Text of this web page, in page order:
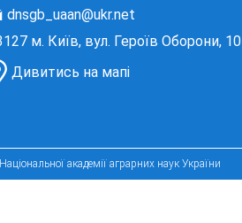
dnsgb_uaan@ukr.net
м. Київ, вул. Героїв Оборони, 10
Дивитись на мапі
академії аграрних наук України